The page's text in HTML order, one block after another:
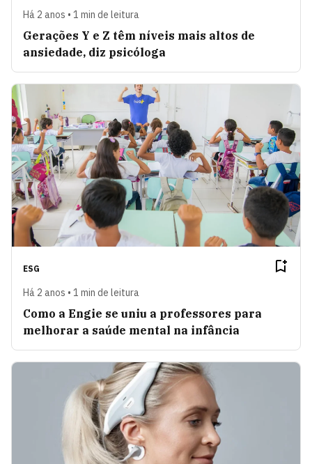
Há 2 anos • 1 min de leitura
Gerações Y e Z têm níveis mais altos de
ansiedade, diz psicóloga
ESG
Há 2 anos • 1 min de leitura
Como a Engie se uniu a professores para
melhorar a saúde mental na infância